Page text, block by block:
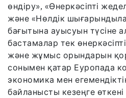
өндіру», «Өнеркәсіпті
және «Нөлдік
бағытына ауысуын түсіне
бастамалар тек
және жұмыс орындарын
сонымен қатар Еуропада
экономика мен
байланысты кезеңге